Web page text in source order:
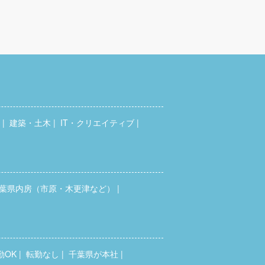
建築・土木 IT・クリエイティブ
県内房（市原・木更津など）
OK 転勤なし 千葉県が本社